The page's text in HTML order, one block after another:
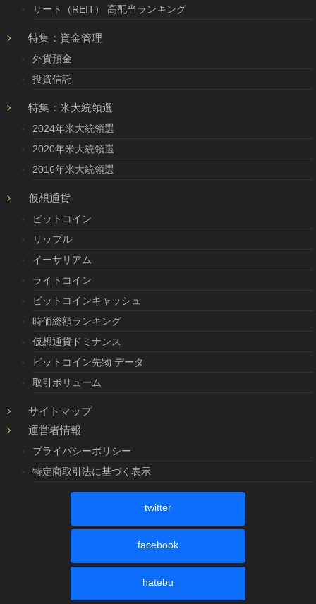
リート（REIT） 高配当ランキング
特集：資金管理
外貨預金
投資信託
特集：米大統領選
2024年米大統領選
2020年米大統領選
2016年米大統領選
仮想通貨
ビットコイン
リップル
イーサリアム
ライトコイン
ビットコインキャッシュ
時価総額ランキング
仮想通貨ドミナンス
ビットコイン先物 データ
取引ボリューム
サイトマップ
運営者情報
プライバシーポリシー
特定商取引法に基づく表示
twitter
facebook
hatebu